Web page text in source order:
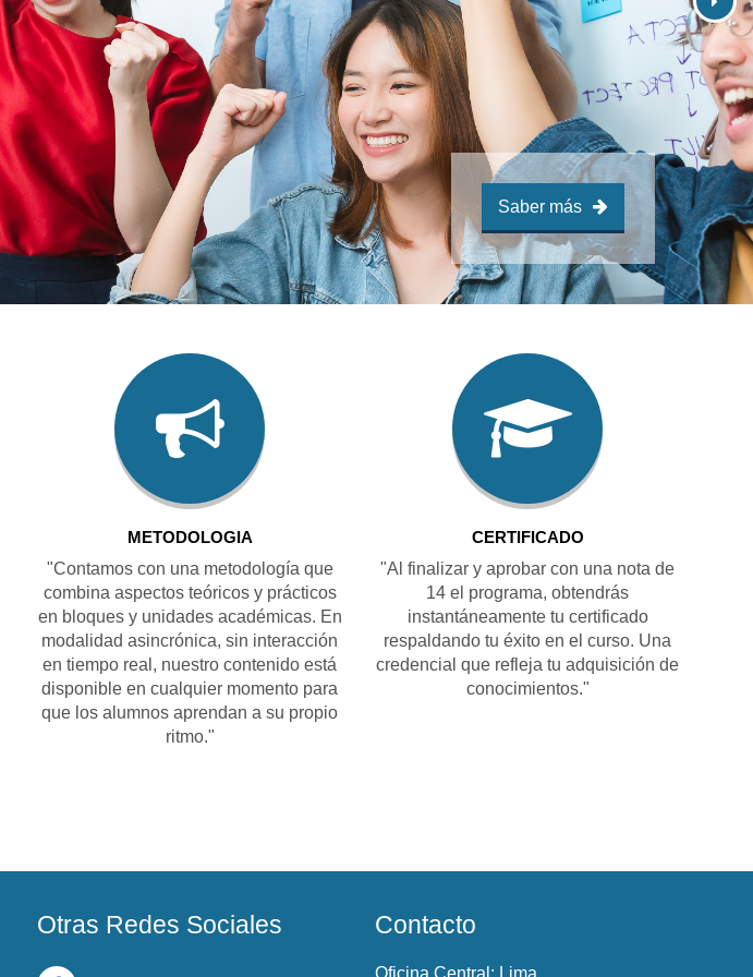
Saber más
METODOLOGIA
"Contamos con una metodología que
combina aspectos teóricos y prácticos
en bloques y unidades académicas. En
modalidad asincrónica, sin interacción
en tiempo real, nuestro contenido está
disponible en cualquier momento para
que los alumnos aprendan a su propio
ritmo."
CERTIFICADO
"Al finalizar y aprobar con una nota de
14 el programa, obtendrás
instantáneamente tu certificado
respaldando tu éxito en el curso. Una
credencial que refleja tu adquisición de
conocimientos."
Otras Redes Sociales Contacto